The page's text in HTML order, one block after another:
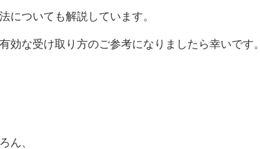
についても解説しています。
効な受け取り方のご参考になりましたら幸いです。
ん、